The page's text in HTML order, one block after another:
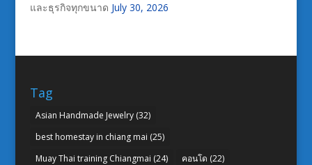
และธุรกิจทุกขนาด July 30, 2026
Tag
Asian Handmade Jewelry(32)
best homestay in chiang mai (25)
Muay Thai training Chiangmai (24) คอนโด (22)